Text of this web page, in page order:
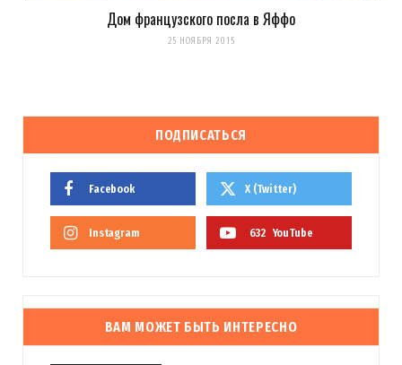
Дом французского посла в Яффо
25 НОЯБРЯ 2015
ПОДПИСАТЬСЯ
Facebook X (Twitter)
Instagram 632 YouTube
ВАМ МОЖЕТ БЫТЬ ИНТЕРЕСНО